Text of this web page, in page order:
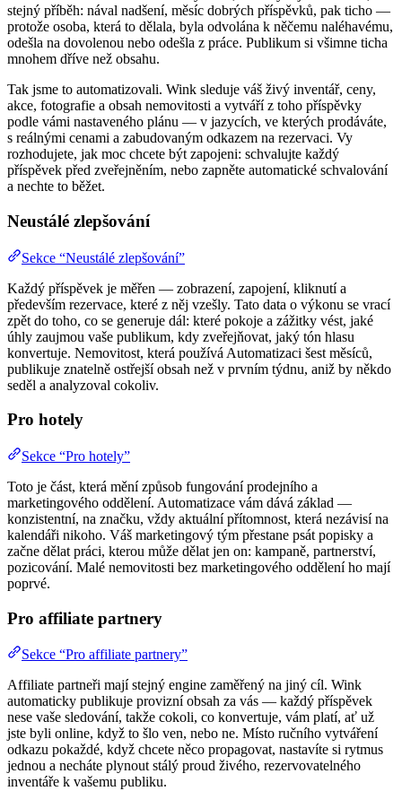
stejný příběh: nával nadšení, měsíc dobrých příspěvků, pak ticho —
protože osoba, která to dělala, byla odvolána k něčemu naléhavému,
odešla na dovolenou nebo odešla z práce. Publikum si všimne ticha
mnohem dříve než obsahu.
Tak jsme to automatizovali. Wink sleduje váš živý inventář, ceny,
akce, fotografie a obsah nemovitosti a vytváří z toho příspěvky
podle vámi nastaveného plánu — v jazycích, ve kterých prodáváte,
s reálnými cenami a zabudovaným odkazem na rezervaci. Vy
rozhodujete, jak moc chcete být zapojeni: schvalujte každý
příspěvek před zveřejněním, nebo zapněte automatické schvalování
a nechte to běžet.
Neustálé zlepšování
Sekce “Neustálé zlepšování”
Každý příspěvek je měřen — zobrazení, zapojení, kliknutí a
především rezervace, které z něj vzešly. Tato data o výkonu se vrací
zpět do toho, co se generuje dál: které pokoje a zážitky vést, jaké
úhly zaujmou vaše publikum, kdy zveřejňovat, jaký tón hlasu
konvertuje. Nemovitost, která používá Automatizaci šest měsíců,
publikuje znatelně ostřejší obsah než v prvním týdnu, aniž by někdo
seděl a analyzoval cokoliv.
Pro hotely
Sekce “Pro hotely”
Toto je část, která mění způsob fungování prodejního a
marketingového oddělení. Automatizace vám dává základ —
konzistentní, na značku, vždy aktuální přítomnost, která nezávisí na
kalendáři nikoho. Váš marketingový tým přestane psát popisky a
začne dělat práci, kterou může dělat jen on: kampaně, partnerství,
pozicování. Malé nemovitosti bez marketingového oddělení ho mají
poprvé.
Pro affiliate partnery
Sekce “Pro affiliate partnery”
Affiliate partneři mají stejný engine zaměřený na jiný cíl. Wink
automaticky publikuje provizní obsah za vás — každý příspěvek
nese vaše sledování, takže cokoli, co konvertuje, vám platí, ať už
jste byli online, když to šlo ven, nebo ne. Místo ručního vytváření
odkazu pokaždé, když chcete něco propagovat, nastavíte si rytmus
jednou a necháte plynout stálý proud živého, rezervovatelného
inventáře k vašemu publiku.